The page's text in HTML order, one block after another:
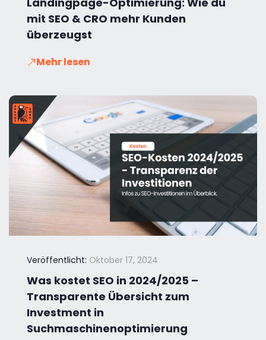
mit SEO & CRO mehr Kunden
überzeugst
Mehr lesen
Veröffentlicht: Oktober 17, 2024
Was kostet SEO in 2024/2025 –
Transparente Übersicht zum
Investment in
Suchmaschinenoptimierung